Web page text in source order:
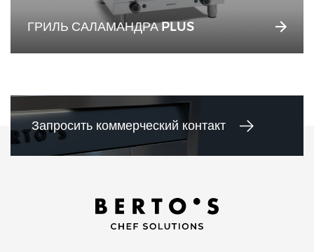
ГРИЛЬ САЛАМАНДРА PLUS
Запросить коммерческий контакт